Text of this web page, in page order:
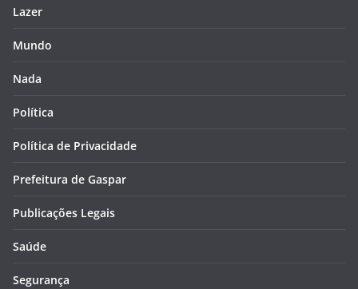
Lazer
Mundo
Nada
Política
Política de Privacidade
Prefeitura de Gaspar
Publicações Legais
Saúde
Segurança